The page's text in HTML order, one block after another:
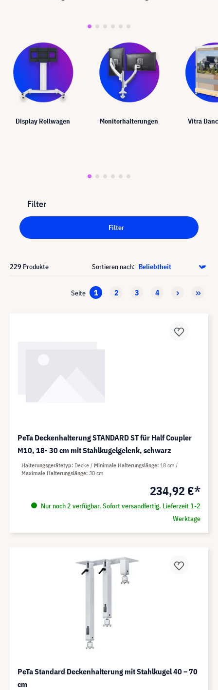
Display Rollwagen Monitorhalterungen Vitra
Filter
Filter
229 Produkte Sortieren nach:
Seite 1 2 3 4
PeTa Deckenhalterung STANDARD ST für Half Coupler
M10, 18- 30 cm mit Stahlkugelgelenk, schwarz
234,92 €*
Nur noch 2 verfügbar. Sofort versandfertig. Lieferzeit 1-2
Werktage
Halterungsgerätetyp Decke Minimale Halterungslänge 18 cm
Maximale Halterungslänge 30 cm
PeTa Standard Deckenhalterung mit Stahlkugel 40 – 70
cm